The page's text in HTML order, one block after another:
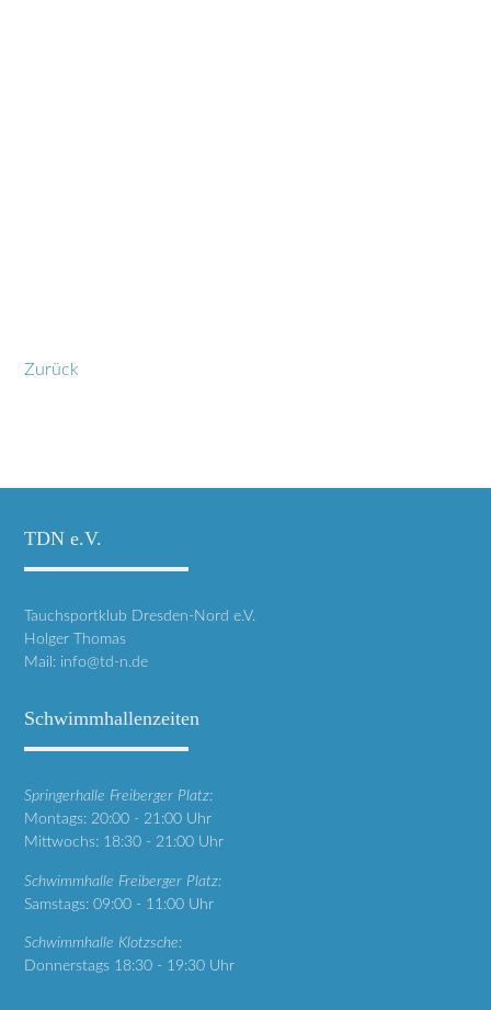
Zurück
TDN e.V.
Tauchsportklub Dresden-Nord e.V.
Holger Thomas
Mail: info@td-n.de
Schwimmhallenzeiten
Springerhalle Freiberger Platz:
Montags: 20:00 - 21:00 Uhr
Mittwochs: 18:30 - 21:00 Uhr
Schwimmhalle Freiberger Platz:
Samstags: 09:00 - 11:00 Uhr
Schwimmhalle Klotzsche:
Donnerstags 18:30 - 19:30 Uhr